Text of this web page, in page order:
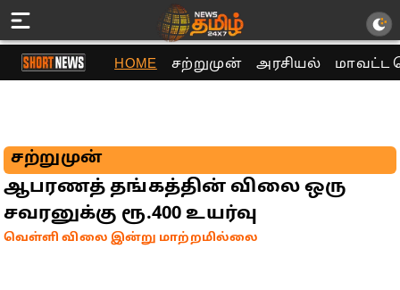
HOME சற்றுமுன் அரசியல் மாவட்ட
சற்றுமுன்
ஆபரணத் தங்கத்தின் விலை ஒரு
சவரனுக்கு ரூ.400 உயர்வு
வெள்ளி விலை இன்று மாற்றமில்லை